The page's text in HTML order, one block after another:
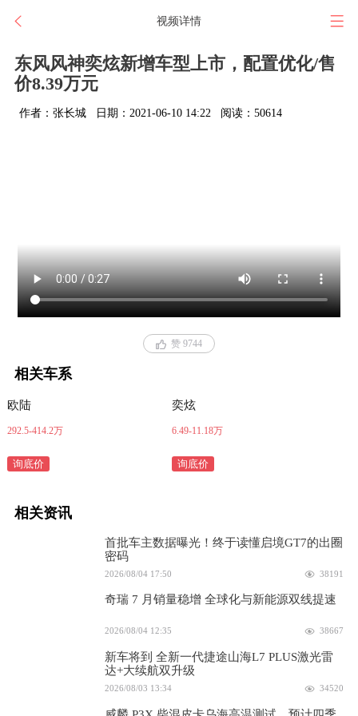
视频详情
东风风神奕炫新增车型上市，配置优化/售
价8.39万元
作者：张长城 日期：2021-06-10 14:22 阅读：50614
赞 9744
相关车系
欧陆
292.5-414.2万
询底价
奕炫
6.49-11.18万
询底价
相关资讯
首批车主数据曝光！终于读懂启境GT7的出圈
密码
2026/08/04 17:50 38191
奇瑞 7 月销量稳增 全球化与新能源双线提速
2026/08/04 12:35 38667
新车将到 全新一代捷途山海L7 PLUS激光雷
达+大续航双升级
2026/08/03 13:34 34520